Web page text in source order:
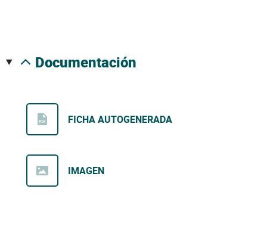
documentación
FICHA AUTOGENERADA
IMAGEN